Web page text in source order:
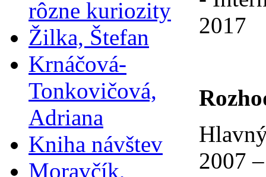
rôzne kuriozity
Žilka, Štefan
Krnáčová-
Tonkovičová,
Adriana
Kniha návštev
Moravčík,
2017
2007